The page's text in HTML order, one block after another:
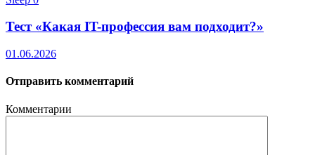
Тест «Какая IT-профессия вам подходит?»
01.06.2026
Отправить комментарий
Комментарии